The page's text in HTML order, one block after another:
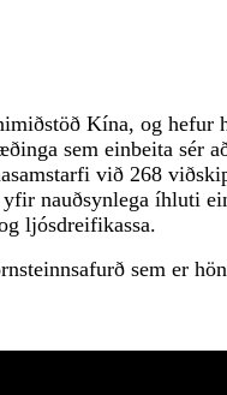
Kína, og
sem einbeita
við 268
nauðsynlega íhluti
ljósdreifikassa.
sem er